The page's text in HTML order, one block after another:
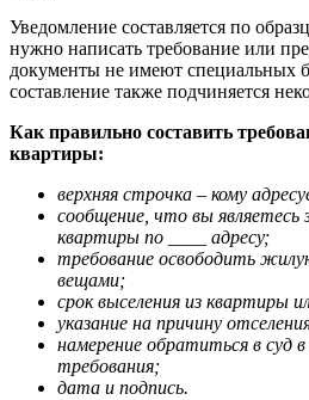
Уведомление составляется по
нужно написать требование или
документы не имеют специальных
составление также подчиняется
Как правильно составить
квартиры:
верхняя строчка – кому
сообщение, что вы являетесь
квартиры по ____ адресу;
требование освободить
вещами;
срок выселения из квартиры
указание на причину
намерение обратиться в суд в
требования;
дата и подпись.